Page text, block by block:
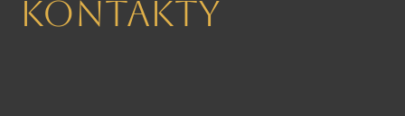
Kontakty